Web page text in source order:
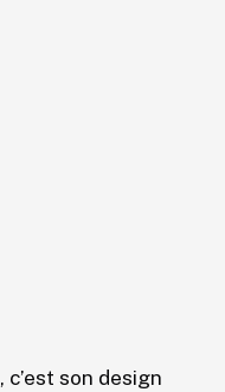
, c’est son design